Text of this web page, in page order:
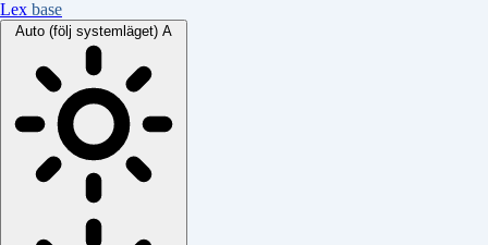
Lex base
Auto (följ systemläget) A